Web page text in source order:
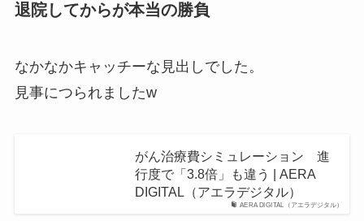
退院してからが本当の勝負
なかなかキャッチーな見出しでした。
見事につられましたw
AERA DIGITAL（アエラデジタル）
がん治療費シミュレーション 進
行度で「3.8倍」も違う | AERA
DIGITAL（アエラデジタル）